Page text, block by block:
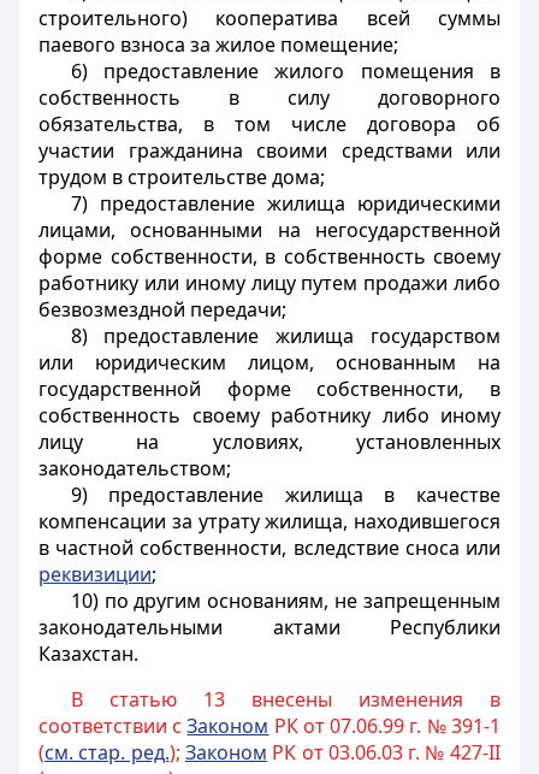
строительного) кооператива всей суммы
паевого взноса за жилое помещение;
6) предоставление жилого помещения в
собственность в силу договорного
обязательства, в том числе договора об
участии гражданина своими средствами или
трудом в строительстве дома;
7) предоставление жилища юридическими
лицами, основанными на негосударственной
форме собственности, в собственность своему
работнику или иному лицу путем продажи либо
безвозмездной передачи;
8) предоставление жилища государством
или юридическим лицом, основанным на
государственной форме собственности, в
собственность своему работнику либо иному
лицу на условиях, установленных
законодательством;
9) предоставление жилища в качестве
компенсации за утрату жилища, находившегося
в частной собственности, вследствие сноса или
реквизиции;
10) по другим основаниям, не запрещенным
законодательными актами Республики
Казахстан.
В статью 13 внесены изменения в
соответствии сЗаконом РК от 07.06.99 г. № 391-1
(см. стар. ред.); Законом РК от 03.06.03 г. № 427-II